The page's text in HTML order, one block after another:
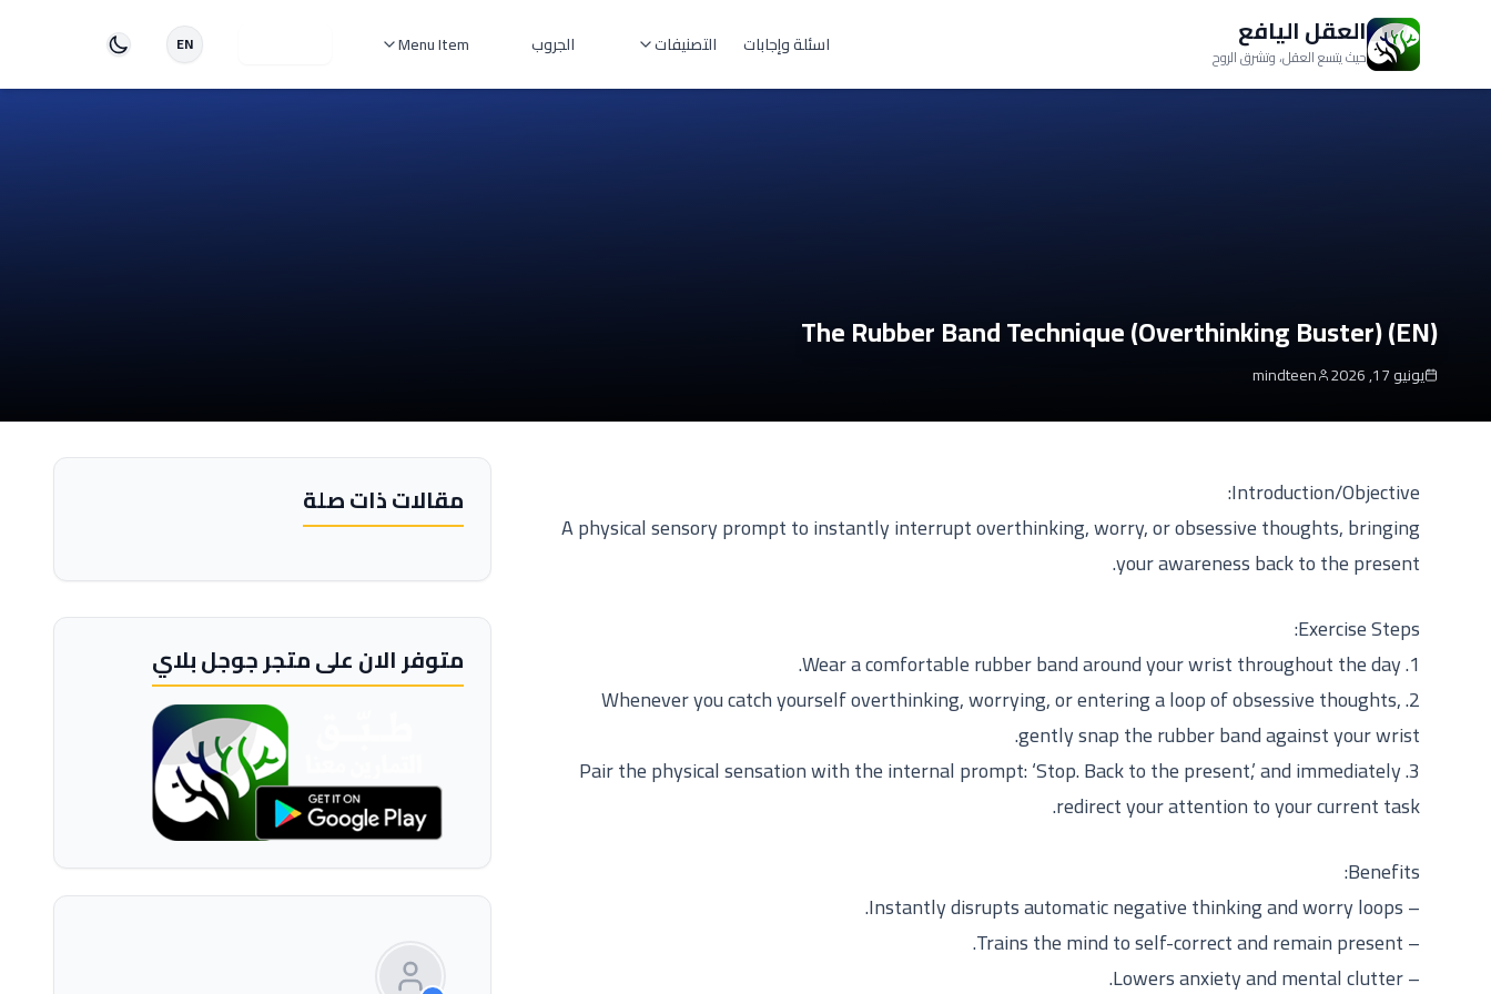
العقل اليافع
حيث يتسع العقل، وتشرق الروح اسئلة وإجابات التصنيفات الجروب Menu Item
EN
The Rubber Band Technique (Overthinking Buster) (EN)
يونيو 17, 2026 mindteen
Introduction/Objective:
A physical sensory prompt to instantly interrupt overthinking, worry, or obsessive thoughts, bringing
your awareness back to the present.
Exercise Steps:
1. Wear a comfortable rubber band around your wrist throughout the day.
2. Whenever you catch yourself overthinking, worrying, or entering a loop of obsessive thoughts,
gently snap the rubber band against your wrist.
3. Pair the physical sensation with the internal prompt: ‘Stop. Back to the present,’ and immediately
redirect your attention to your current task.
Benefits:
– Instantly disrupts automatic negative thinking and worry loops.
– Trains the mind to self-correct and remain present.
– Lowers anxiety and mental clutter.
مقالات ذات صلة
متوفر الان على متجر جوجل بلاي